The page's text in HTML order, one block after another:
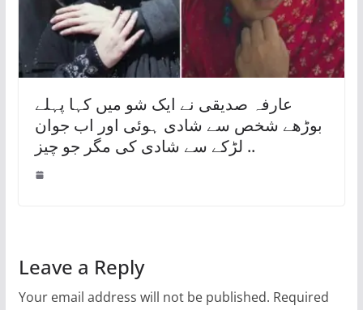
عارفہ صدیقی نے ایک شو میں کہا پہلے
بوڑھے شخص سے شادی ہوئی اور اب جوان
لڑکے سے شادی کی مگر جو چیز ..
Leave a Reply
Your email address will not be published. Required